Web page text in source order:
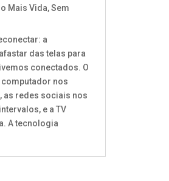
Mais Vida,Sem
a
das telas para
conectados. O
nos
as redes sociais nos
e a TV
A tecnologia